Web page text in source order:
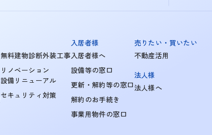
無料建物診断外装工事
リノベーション
設備リニューアル
セキュリティ対策
入居者様
入居者様へ
設備等の窓口
更新・解約等の窓口
解約のお手続き
事業用物件の窓口
売りたい・買いたい
不動産活用
法人様
法人様へ